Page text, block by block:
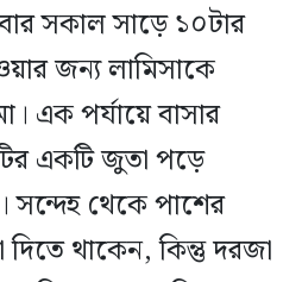
সকাল সাড়ে ১০টার
জন্য লামিসাকে
এক পর্যায়ে বাসার
একটি জুতা পড়ে
সন্দেহ থেকে পাশের
দিতে থাকেন, কিন্তু দরজা